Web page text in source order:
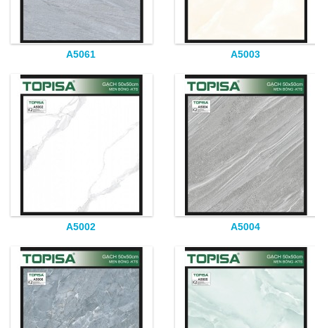
A5061 A5003
A5002 A5004